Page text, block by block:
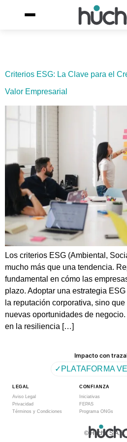
Criterios ESG: La Clave para el
Valor Empresarial
Los criterios ESG (Ambiental,
mucho más que una tendencia.
fundamental en cómo las
plazo. Adoptar una estrategia
la reputación corporativa, sino
nuevas oportunidades de
en la resiliencia […]
Impacto con
✓ PLATAFORMA
LEGAL
Aviso Legal
Privacidad
Términos y Condiciones
CONFIANZA
Iniciativas
FEPAS
Programa ONGs
© Hucha S.A.S.